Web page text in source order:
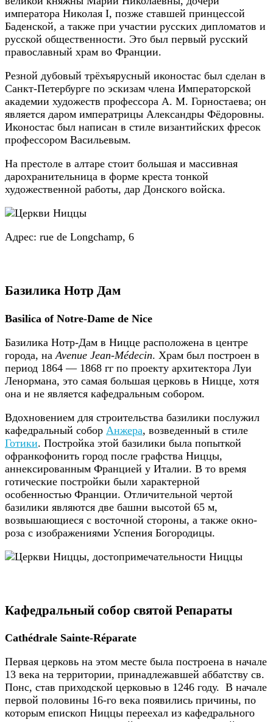
императора Николая I, позже ставшей принцессой
Баденской, а также при участии русских дипломатов и
русской общественности. Это был первый русский
православный храм во Франции.
Резной дубовый трёхъярусный иконостас был сделан в
Санкт-Петербурге по эскизам члена Императорской
академии художеств профессора А. М. Горностаева; он
является даром императрицы Александры Фёдоровны.
Иконостас был написан в стиле византийских фресок
профессором Васильевым.
На престоле в алтаре стоит большая и массивная
дарохранительница в форме креста тонкой
художественной работы, дар Донского войска.
Адрес: rue de Longchamp, 6
Базилика Нотр Дам
Basilica of Notre-Dame de Nice
Базилика Нотр-Дам в Ницце расположена в центре
города, на Avenue Jean-Médecin. Храм был построен в
период 1864 — 1868 гг по проекту архитектора Луи
Ленормана, это самая большая церковь в Ницце, хотя
она и не является кафедральным собором.
Вдохновением для строительства базилики послужил
кафедральный собор Анжера, возведенный в стиле
Готики. Постройка этой базилики была попыткой
офранкофонить город после графства Ниццы,
аннексированным Францией у Италии. В то время
готические постройки были характерной
особенностью Франции. Отличительной чертой
базилики являются две башни высотой 65 м,
возвышающиеся с восточной стороны, а также окно-
роза с изображениями Успения Богородицы.
Кафедральный собор святой Репараты
Cathédrale Sainte-Réparate
Первая церковь на этом месте была построена в начале
13 века на территории, принадлежавшей аббатству св.
Понс, став приходской церковью в 1246 году. В начале
первой половины 16-го века появились причины, по
которым епископ Ниццы переехал из кафедрального